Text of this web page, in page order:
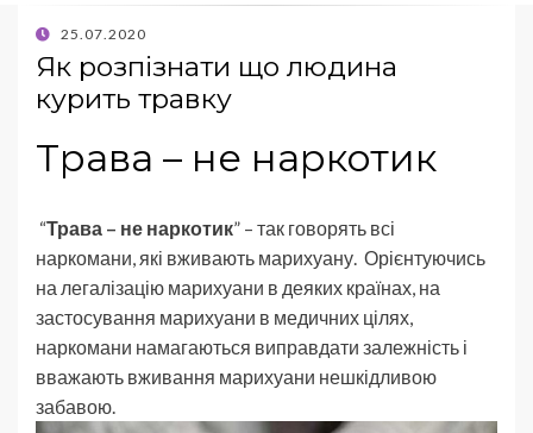
25.07.2020
Як розпізнати що людина
курить травку
Трава – не наркотик
“Трава – не наркотик” – так говорять всі
наркомани, які вживають марихуану. Орієнтуючись
на легалізацію марихуани в деяких країнах, на
застосування марихуани в медичних цілях,
наркомани намагаються виправдати залежність і
вважають вживання марихуани нешкідливою
забавою.